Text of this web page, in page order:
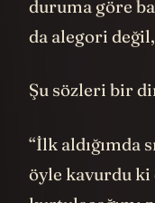
duruma göre
da alegori
Şu sözleri bir
“İlk aldığımda
öyle kavurdu ki